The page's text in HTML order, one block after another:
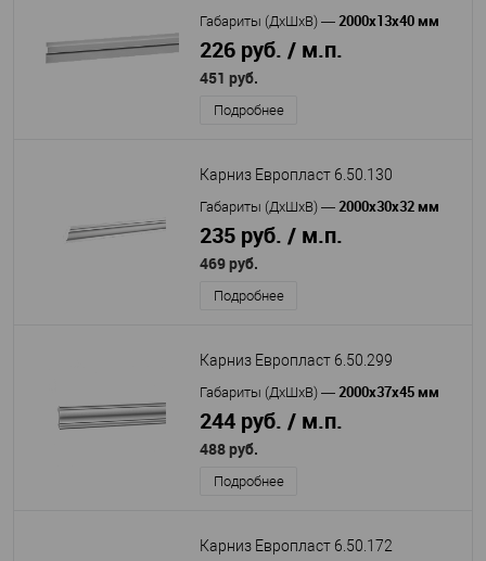
Габариты (ДхШхВ) — 2000х13х40 мм
226 руб. / м.п.
451 руб.
Подробнее
Карниз Европласт 6.50.130
Габариты (ДхШхВ) — 2000х30х32 мм
235 руб. / м.п.
469 руб.
Подробнее
Карниз Европласт 6.50.299
Габариты (ДхШхВ) — 2000х37х45 мм
244 руб. / м.п.
488 руб.
Подробнее
Карниз Европласт 6.50.172